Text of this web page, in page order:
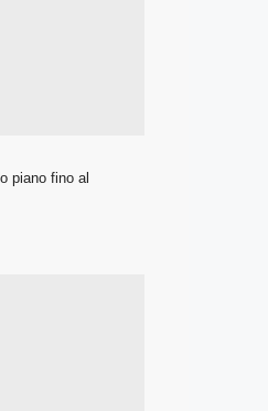
piano fino al